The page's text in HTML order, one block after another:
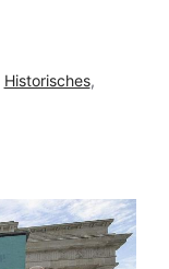
Historisches,